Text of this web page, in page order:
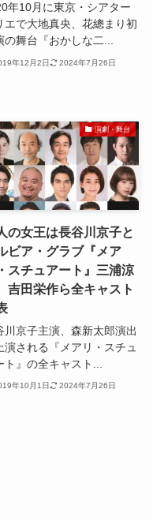
年10月に東京・シアター
エで大地真央、花總まり初
の舞台『おかしな二...
年12月2日 2024年7月26日
演劇・舞台
の女王は長谷川京子と
ビア・グラブ『メア
スチュアート』三浦涼
吉田栄作ら全キャスト
川京子主演、森新太郎演出
演される『メアリ・スチュ
ト』の全キャスト...
年10月1日 2024年7月26日